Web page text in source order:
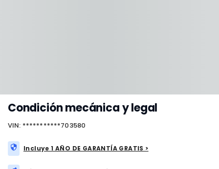
Condición mecánica y legal
VIN: ***********703580
Incluye 1 AÑO DE GARANTÍA GRATIS >